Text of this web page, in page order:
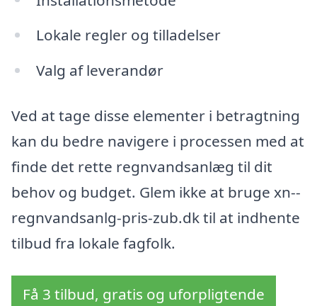
Lokale regler og tilladelser
Valg af leverandør
Ved at tage disse elementer i betragtning
kan du bedre navigere i processen med at
finde det rette regnvandsanlæg til dit
behov og budget. Glem ikke at bruge xn--
regnvandsanlg-pris-zub.dk til at indhente
tilbud fra lokale fagfolk.
Få 3 tilbud, gratis og uforpligtende